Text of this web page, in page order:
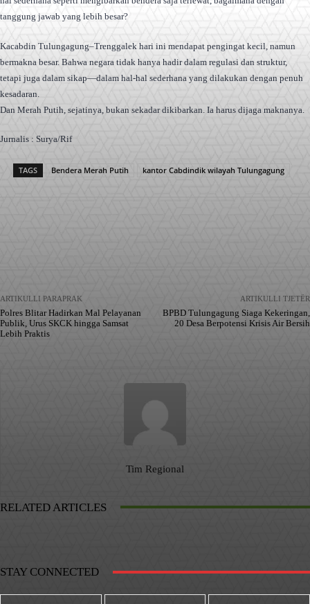
tanggung jawab yang lebih besar?
Kacabdin Tulungagung–Trenggalek hari ini mendapat pengingat kecil, namun
bermakna besar. Bahwa negara tidak hanya hadir dalam regulasi dan struktur,
tetapi juga dalam sikap—dalam hal-hal sederhana yang dilakukan dengan penuh
kesadaran.
Dan Merah Putih, sejatinya, bukan sekadar dikibarkan. Ia harus dijaga maknanya.
Jurnalis : Surya/Rif
TAGS Bendera Merah Putih kantor Cabdindik wilayah Tulungagung
ARTIKULLI PARAPRAK
Polres Blitar Hadirkan Mal Pelayanan
Publik, Urus SKCK hingga Samsat
Lebih Praktis
ARTIKULLI TJETËR
BPBD Tulungagung Siaga Kekeringan,
20 Desa Berpotensi Krisis Air Bersih
Tim Regional
RELATED ARTICLES
STAY CONNECTED